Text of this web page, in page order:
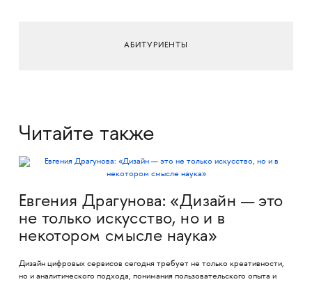
АБИТУРИЕНТЫ
Читайте также
Евгения Драгунова: «Дизайн — это
не только искусство, но и в
некотором смысле наука»
Дизайн цифровых сервисов сегодня требует не только креативности,
но и аналитического подхода, понимания пользовательского опыта и